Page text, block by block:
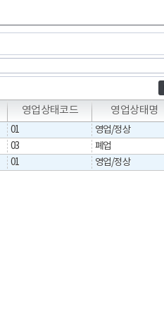
영업상태코드 영업상태명
01 영업/정상
03 폐업
01 영업/정상